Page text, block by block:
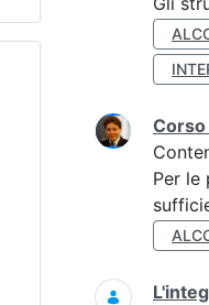
Corso
Per le